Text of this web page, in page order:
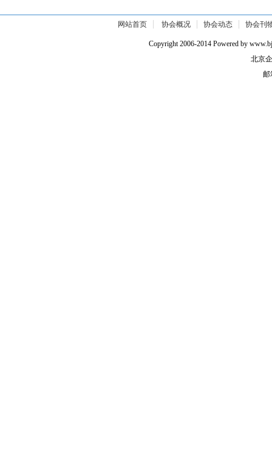
网站首页 协会概况 协会动态 协会刊
Copyright 2006-2014 Powered by
北京
邮